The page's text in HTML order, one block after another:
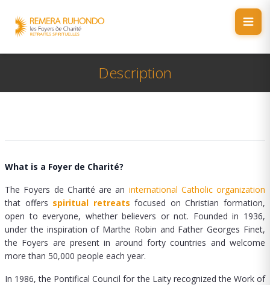
Description
What is a Foyer de Charité?
The Foyers de Charité are an international Catholic organization
that offers spiritual retreats focused on Christian formation,
open to everyone, whether believers or not. Founded in 1936,
under the inspiration of Marthe Robin and Father Georges Finet,
the Foyers are present in around forty countries and welcome
more than 50,000 people each year.
In 1986, the Pontifical Council for the Laity recognized the Work of